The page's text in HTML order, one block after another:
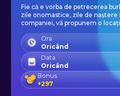
petrecerea pe iaht
astăzi, și pregătiți-
experiență de
și invitații dvs. nu o
niciodată!
Fie că e vorba de petrecerea
zile onomastice, zile de naștere
companiei, vă propunem o
Ora
Oricând
Data
Oricând
Bonus
+297